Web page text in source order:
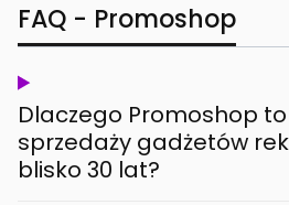
FAQ - Promoshop
Dlaczego Promoshop
sprzedaży gadżetów
blisko 30 lat?